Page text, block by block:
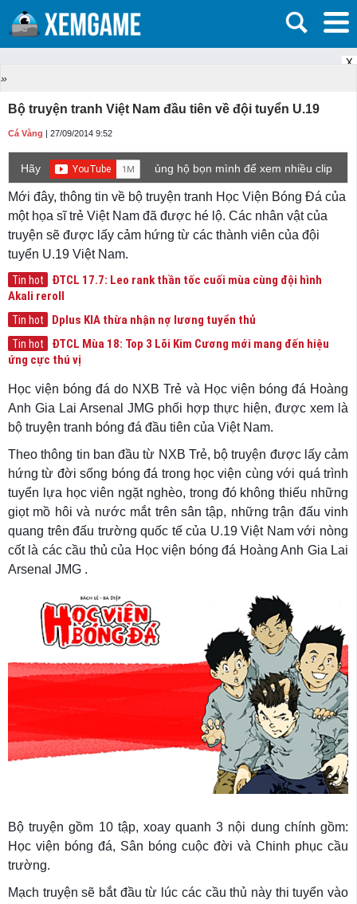
X
»
Bộ truyện tranh Việt Nam đầu tiên về đội tuyển U.19
Cá Vàng | 27/09/2014 9:52
Hãy
ủng hộ bọn mình để xem nhiều clip
game mới hơn nhé!
Mới đây, thông tin về bộ truyện tranh Học Viện Bóng Đá của
một họa sĩ trẻ Việt Nam đã được hé lộ. Các nhân vật của
truyện sẽ được lấy cảm hứng từ các thành viên của đội
tuyển U.19 Việt Nam.
Tin hot
ĐTCL 17.7: Leo rank thần tốc cuối mùa cùng đội hình
Akali reroll
Tin hot Dplus KIA thừa nhận nợ lương tuyển thủ
Tin hot
ĐTCL Mùa 18: Top 3 Lõi Kim Cương mới mang đến hiệu
ứng cực thú vị
Học viện bóng đá do NXB Trẻ và Học viện bóng đá Hoàng
Anh Gia Lai Arsenal JMG phối hợp thực hiện, được xem là
bộ truyện tranh bóng đá đầu tiên của Việt Nam.
Theo thông tin ban đầu từ NXB Trẻ, bộ truyện được lấy cảm
hứng từ đời sống bóng đá trong học viện cùng với quá trình
tuyển lựa học viên ngặt nghèo, trong đó không thiếu những
giọt mồ hôi và nước mắt trên sân tập, những trận đấu vinh
quang trên đấu trường quốc tế của U.19 Việt Nam với nòng
cốt là các cầu thủ của Học viện bóng đá Hoàng Anh Gia Lai
Arsenal JMG .
Bộ truyện gồm 10 tập, xoay quanh 3 nội dung chính gồm:
Học viện bóng đá, Sân bóng cuộc đời và Chinh phục cầu
trường.
Mạch truyện sẽ bắt đầu từ lúc các cầu thủ này thi tuyển vào